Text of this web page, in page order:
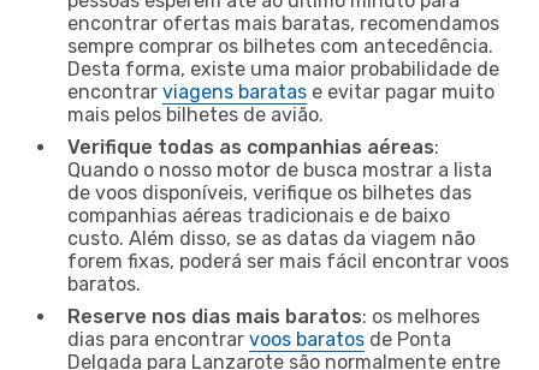
encontrar ofertas mais baratas, recomendamos
sempre comprar os bilhetes com antecedência.
Desta forma, existe uma maior probabilidade de
encontrar viagens baratas e evitar pagar muito
mais pelos bilhetes de avião.
Verifique todas as companhias aéreas:
Quando o nosso motor de busca mostrar a lista
de voos disponíveis, verifique os bilhetes das
companhias aéreas tradicionais e de baixo
custo. Além disso, se as datas da viagem não
forem fixas, poderá ser mais fácil encontrar voos
baratos.
Reserve nos dias mais baratos: os melhores
dias para encontrar voos baratos de Ponta
Delgada para Lanzarote são normalmente entre